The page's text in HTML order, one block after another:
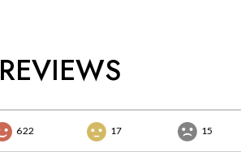
REVIEWS
622 17 15